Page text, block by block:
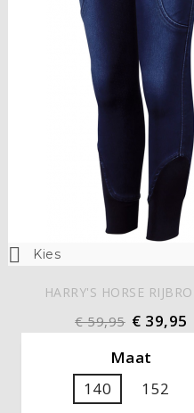
 Kies
HARRY'S HORSE
€ 59,95 € 39,95
Maat
140
152